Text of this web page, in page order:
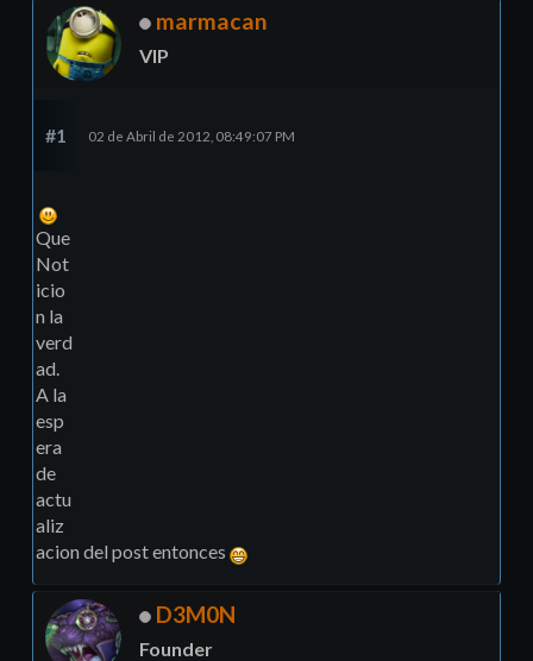
marmacan
VIP
#1 02 de Abril de 2012, 08:49:07 PM
Que
Not
icio
n la
verd
ad.
A la
esp
era
de
actu
aliz
acion del post entonces
D3M0N
Founder